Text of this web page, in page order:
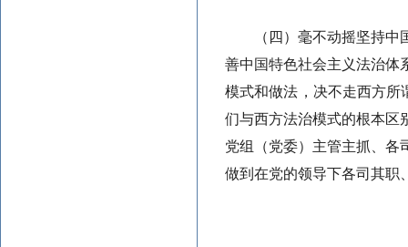
（四）毫不动摇坚持
善中国特色社会主义法治体
模式和做法，决不走西方所
们与西方法治模式的根本区
党组（党委）主管主抓、各
做到在党的领导下各司其职